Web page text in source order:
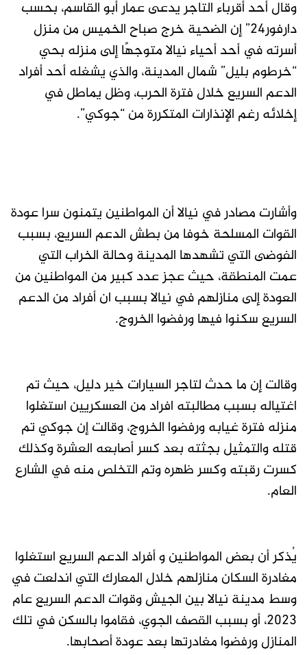
وقال أحد أقرباء التاجر يدعى عمار أبو القاسم، بحسب
دارفور24” إن الضحية خرج صباح الخميس من منزل
أسرته في أحد أحياء نيالا متوجهًا إلى منزله بحي
“خرطوم بليل” شمال المدينة، والذي يشغله أحد أفراد
الدعم السريع خلال فترة الحرب، وظل يماطل في
إخلائه رغم الإنذارات المتكررة من “جوكي”.
وأشارت مصادر في نيالا أن المواطنين يتمنون سرا عودة
القوات المسلحة خوفا من بطش الدعم السريع، بسبب
الفوضى التي تشهدها المدينة وحالة الخراب التي
عمت المنطقة، حيث عجز عدد كبير من المواطنين من
العودة إلى منازلهم في نيالا بسبب ان أفراد من الدعم
السريع سكنوا فيها ورفضوا الخروج.
وقالت إن ما حدث لتاجر السيارات خير دليل، حيث تم
اغتياله بسبب مطالبته افراد من العسكريين استغلوا
منزله فترة غيابه ورفضوا الخروج، وقالت إن جوكي تم
قتله والتمثيل بجثته بعد كسر أصابعه العشرة وكذلك
كسرت رقبته وكسر ظهره وتم التخلص منه في الشارع
العام.
يُذكر أن بعض المواطنين و أفراد الدعم السريع استغلوا
مغادرة السكان منازلهم خلال المعارك التي اندلعت في
وسط مدينة نيالا بين الجيش وقوات الدعم السريع عام
2023، أو بسبب القصف الجوي، فقاموا بالسكن في تلك
المنازل ورفضوا مغادرتها بعد عودة أصحابها.